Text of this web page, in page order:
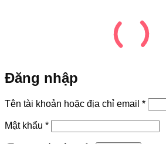
Đăng nhập
Tên tài khoản hoặc địa chỉ email *Bắt
buộc
Mật khẩu *Bắt
buộc